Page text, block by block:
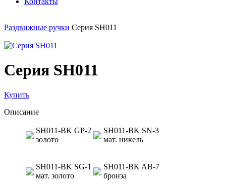
Раздвижные ручки Серия SH011
Серия SH011
Купить
Описание
SH011-BK GP-2
золото
SH011-BK SN-3
мат. никель
SH011-BK SG-1
мат. золото
SH011-BK AB-7
бронза